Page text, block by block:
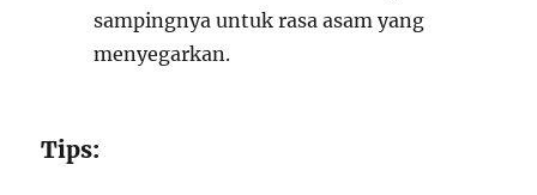
sampingnya untuk rasa asam yang
menyegarkan.
Tips: